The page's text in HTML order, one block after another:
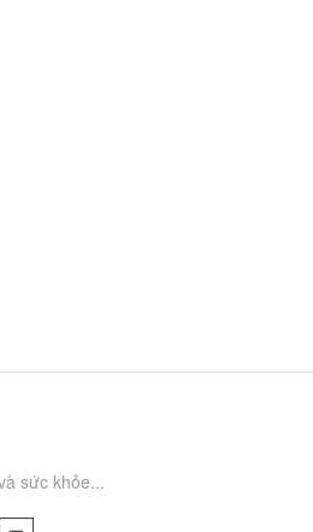
sức khỏe...